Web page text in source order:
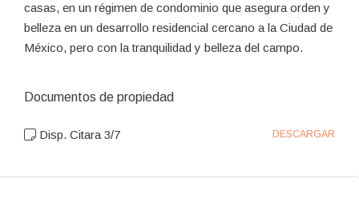
casas, en un régimen de condominio que asegura orden y
belleza en un desarrollo residencial cercano a la Ciudad de
México, pero con la tranquilidad y belleza del campo.
Documentos de propiedad
Disp. Citara 3/7 DESCARGAR